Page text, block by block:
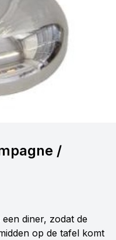
/
diner, zodat de
op de tafel komt